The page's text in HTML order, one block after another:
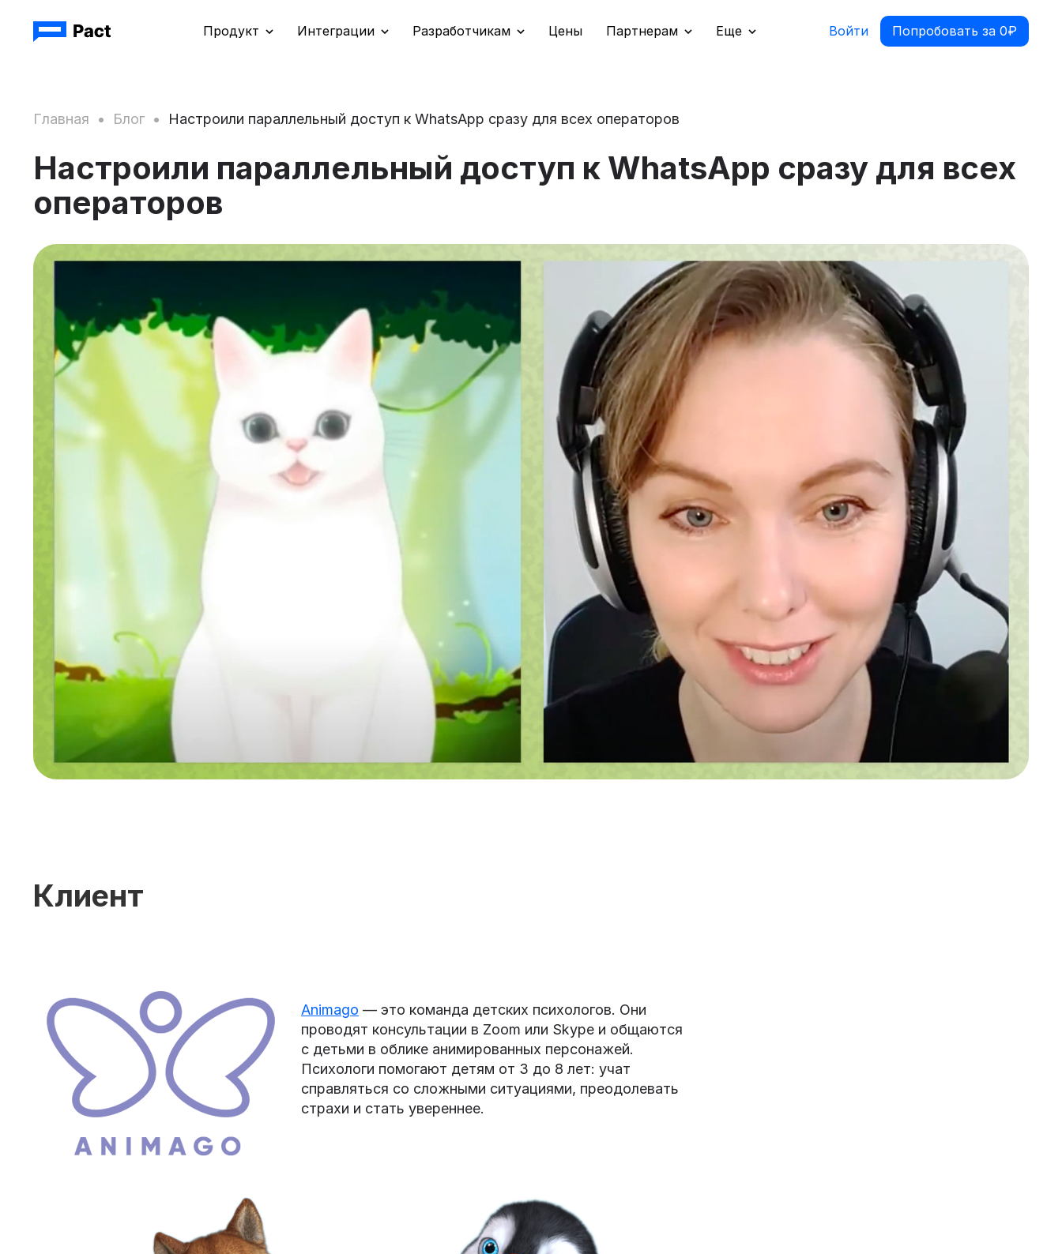
Продукт Интеграции Разработчикам Цены Партнерам Еще Войти Попробовать за 0₽
Главная • Блог • Настроили параллельный доступ к WhatsApp сразу для всех операторов
Настроили параллельный доступ к WhatsApp сразу для всех
операторов
Клиент
Animago — это команда детских психологов. Они
проводят консультации в Zoom или Skype и общаются
с детьми в облике анимированных персонажей.
Психологи помогают детям от 3 до 8 лет: учат
справляться со сложными ситуациями, преодолевать
страхи и стать увереннее.